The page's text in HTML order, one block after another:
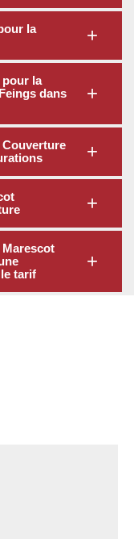
la
pour la
dans
Couverture
tarif